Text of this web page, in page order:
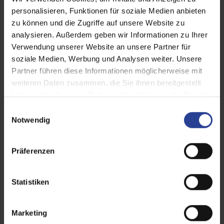
personalisieren, Funktionen für soziale Medien anbieten
zu können und die Zugriffe auf unsere Website zu
analysieren. Außerdem geben wir Informationen zu Ihrer
Verwendung unserer Website an unsere Partner für
soziale Medien, Werbung und Analysen weiter. Unsere
Partner führen diese Informationen möglicherweise mit
weiteren Daten zusammen, die Sie ihnen bereitgestellt
haben oder die sie im Rahmen Ihrer Nutzung der Dienste
Notwendig
Präferenzen
Statistiken
Marketing